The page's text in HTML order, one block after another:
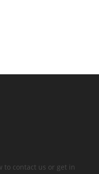
to contact us or get in